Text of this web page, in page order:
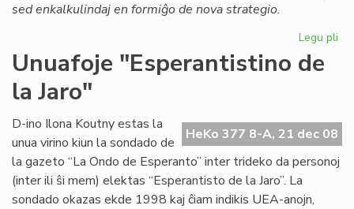
sed enkalkulindaj en formiĝo de nova strategio.
Legu pli
Unuafoje "Esperantistino de
la Jaro"
HeKo 377 8-A, 21 dec 08
D-ino Ilona Koutny estas la
unua virino kiun la sondado de
la gazeto “La Ondo de Esperanto” inter trideko da personoj
(inter ili ŝi mem) elektas “Esperantisto de la Jaro”. La
sondado okazas ekde 1998 kaj ĉiam indikis UEA-anojn,